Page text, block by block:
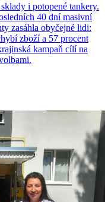
i potopené tankery.
40 dní masivní
zasáhla obyčejné lidi:
zboží a 57 procent
kampaň cílí na